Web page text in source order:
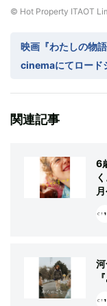
© Hot Property ITAOT
映画『わたしの物
cinemaにてロード
関連記事
6